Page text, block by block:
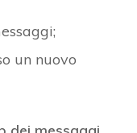
un nuovo